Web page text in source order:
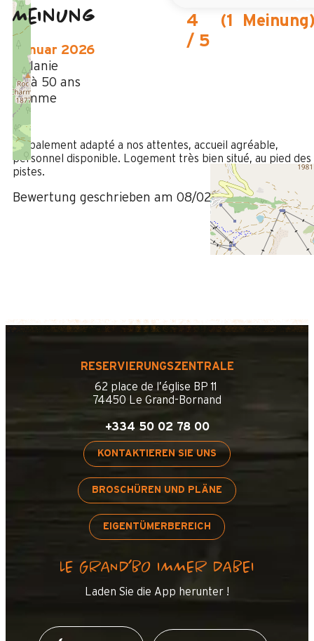
Meinung
4
/ 5
(1 Meinung
Januar 2026
Melanie
35 à 50 ans
Femme
4
/ 5
Globalement adapté a nos attentes, accueil agréable,
personnel disponible. Logement très bien situé, au pied des
pistes.
Bewertung geschrieben am 08/02/2026
RESERVIERUNGSZENTRALE
62 place de l’église BP 11
74450 Le Grand-Bornand
+334 50 02 78 00
KONTAKTIEREN SIE UNS
BROSCHÜREN UND PLÄNE
EIGENTÜMERBEREICH
LE GRAND’BO IMMER DABEI
Laden Sie die App herunter !